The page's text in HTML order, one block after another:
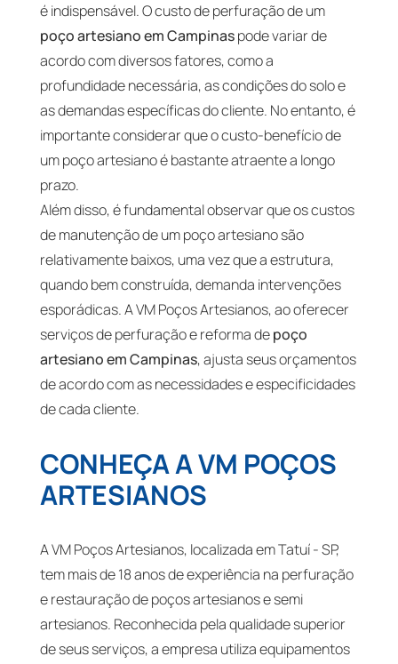
é indispensável. O custo de perfuração de um
poço artesiano em Campinaspode variar de
acordo com diversos fatores, como a
profundidade necessária, as condições do solo e
as demandas específicas do cliente. No entanto, é
importante considerar que o custo-benefício de
um poço artesiano é bastante atraente a longo
prazo.
Além disso, é fundamental observar que os custos
de manutenção de um poço artesiano são
relativamente baixos, uma vez que a estrutura,
quando bem construída, demanda intervenções
esporádicas. A VM Poços Artesianos, ao oferecer
serviços de perfuração e reforma depoço
artesiano em Campinas, ajusta seus orçamentos
de acordo com as necessidades e especificidades
de cada cliente.
CONHEÇA A VM POÇOS
ARTESIANOS
A VM Poços Artesianos, localizada em Tatuí - SP,
tem mais de 18 anos de experiência na perfuração
e restauração de poços artesianos e semi
artesianos. Reconhecida pela qualidade superior
de seus serviços, a empresa utiliza equipamentos